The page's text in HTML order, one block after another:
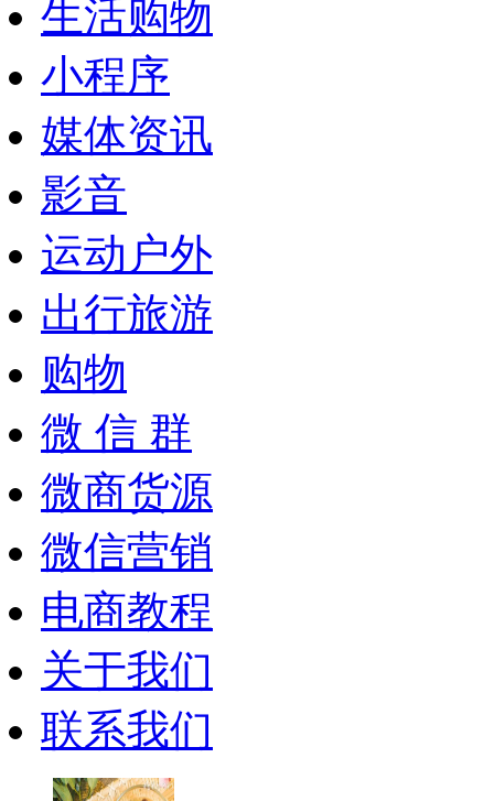
生活购物
小程序
媒体资讯
影音
运动户外
出行旅游
购物
微 信 群
微商货源
微信营销
电商教程
关于我们
联系我们